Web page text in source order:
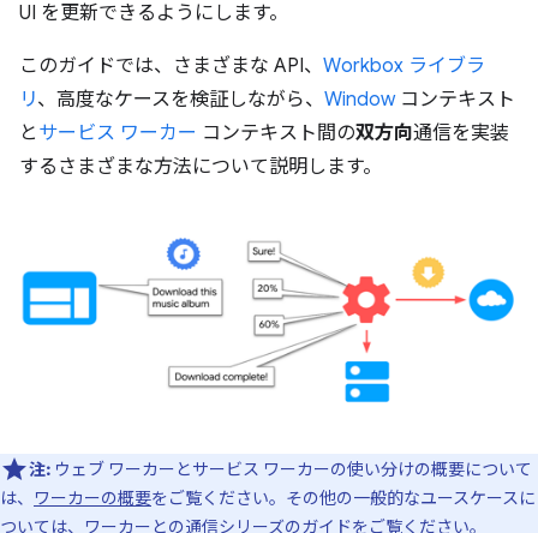
UI を更新できるようにします。
このガイドでは、さまざまな API、 Workbox ライブラ
リ、高度なケースを検証しながら、 Windowコンテキスト
と サービス ワーカー コンテキスト間の双方向通信を実装
するさまざまな方法について説明します。
注: ウェブ ワーカーとサービス ワーカーの使い分けの概要について
は、
ワーカーの概要をご覧ください。その他の一般的なユースケースに
ついては、
ワーカーとの通信シリーズのガイドをご覧ください。